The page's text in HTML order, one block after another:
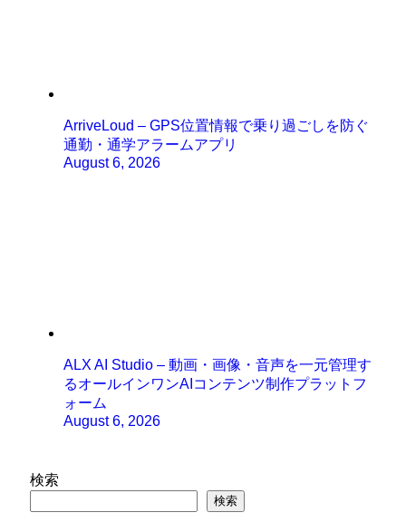
ArriveLoud – GPS位置情報で乗り過ごしを防ぐ
通勤・通学アラームアプリ
August 6, 2026
ALX AI Studio – 動画・画像・音声を一元管理す
るオールインワンAIコンテンツ制作プラットフ
ォーム
August 6, 2026
検索
検索